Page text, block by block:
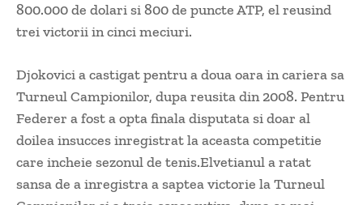
800.000 de dolari si 800 de puncte ATP, el reusind
trei victorii in cinci meciuri.
Djokovici a castigat pentru a doua oara in cariera sa
Turneul Campionilor, dupa reusita din 2008. Pentru
Federer a fost a opta finala disputata si doar al
doilea insucces inregistrat la aceasta competitie
care incheie sezonul de tenis.Elvetianul a ratat
sansa de a inregistra a saptea victorie la Turneul